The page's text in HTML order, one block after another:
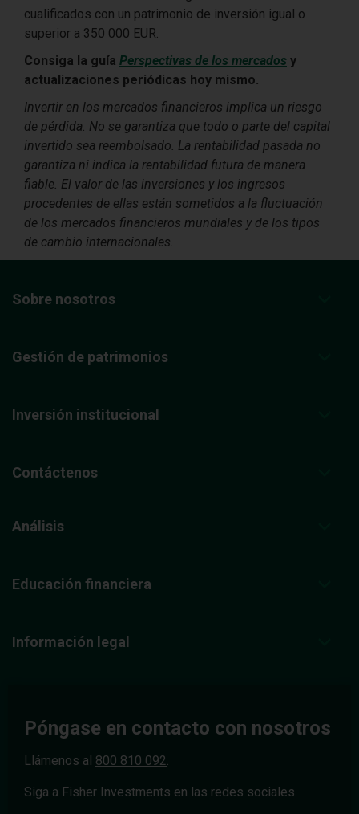
cualificados con un patrimonio de inversión igual o
superior a 350 000 EUR.
Consiga la guía Perspectivas de los mercados y
actualizaciones periódicas hoy mismo.
Invertir en los mercados financieros implica un riesgo
de pérdida. No se garantiza que todo o parte del capital
invertido sea reembolsado. La rentabilidad pasada no
garantiza ni indica la rentabilidad futura de manera
fiable. El valor de las inversiones y los ingresos
procedentes de ellas están sometidos a la fluctuación
de los mercados financieros mundiales y de los tipos
de cambio internacionales.
Sobre nosotros
Gestión de patrimonios
Inversión institucional
Contáctenos
Análisis
Educación financiera
Información legal
Póngase en contacto con nosotros
Llámenos al 800 810 092.
Siga a Fisher Investments en las redes sociales.